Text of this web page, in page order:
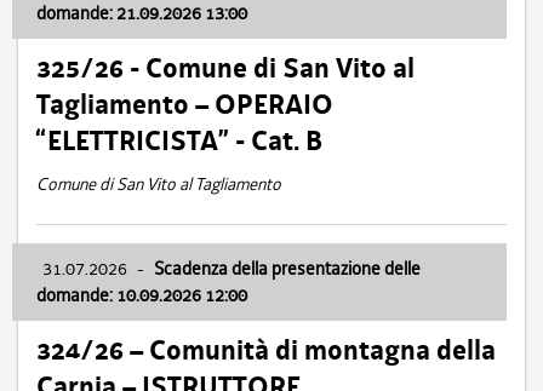
domande: 21.09.2026 13:00
325/26 - Comune di San Vito al
Tagliamento – OPERAIO
“ELETTRICISTA” - Cat. B
Comune di San Vito al Tagliamento
31.07.2026 - Scadenza della presentazione delle
domande: 10.09.2026 12:00
324/26 – Comunità di montagna della